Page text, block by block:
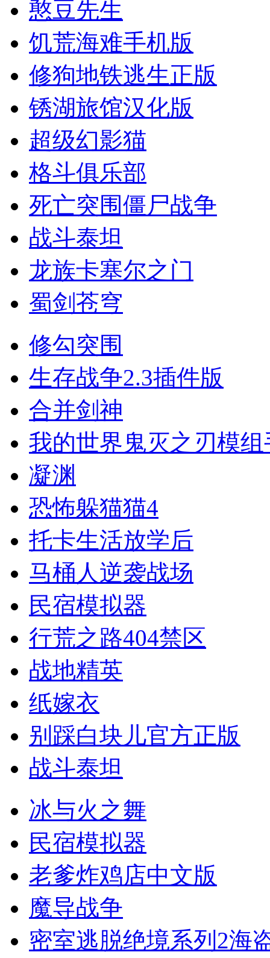
憨豆先生
饥荒海难手机版
修狗地铁逃生正版
锈湖旅馆汉化版
超级幻影猫
格斗俱乐部
死亡突围僵尸战争
战斗泰坦
龙族卡塞尔之门
蜀剑苍穹
修勾突围
生存战争2.3插件版
合并剑神
我的世界鬼灭之刃模
凝渊
恐怖躲猫猫4
托卡生活放学后
马桶人逆袭战场
民宿模拟器
行荒之路404禁区
战地精英
纸嫁衣
别踩白块儿官方正版
战斗泰坦
冰与火之舞
民宿模拟器
老爹炸鸡店中文版
魔导战争
密室逃脱绝境系列2海